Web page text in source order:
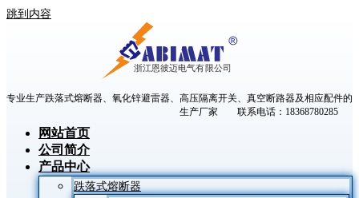
跳到内容
专业生产跌落式熔断器、氧化锌避雷器、高压隔离开关、真空断路器及相应配件的
生产厂家 联系电话：18368780285
网站首页
公司简介
产品中心
跌落式熔断器